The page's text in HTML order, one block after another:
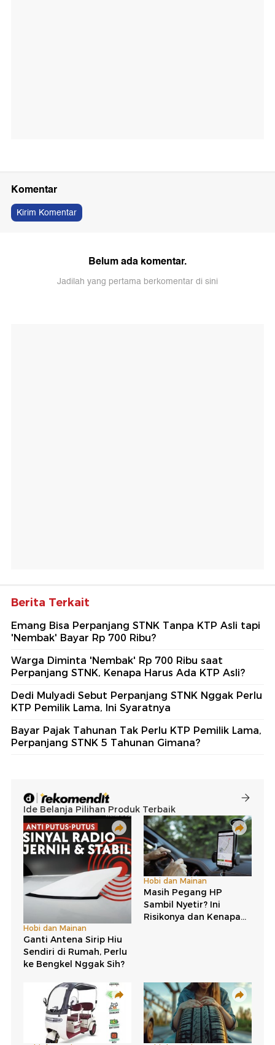
Komentar
Kirim Komentar
Belum ada komentar.
Jadilah yang pertama berkomentar di sini
Berita Terkait
Emang Bisa Perpanjang STNK Tanpa KTP Asli tapi
'Nembak' Bayar Rp 700 Ribu?
Warga Diminta 'Nembak' Rp 700 Ribu saat
Perpanjang STNK, Kenapa Harus Ada KTP Asli?
Dedi Mulyadi Sebut Perpanjang STNK Nggak Perlu
KTP Pemilik Lama, Ini Syaratnya
Bayar Pajak Tahunan Tak Perlu KTP Pemilik Lama,
Perpanjang STNK 5 Tahunan Gimana?